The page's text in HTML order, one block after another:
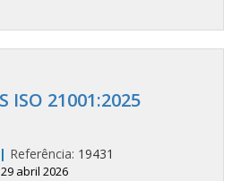
ISO 21001:2025
| Referência: 19431
abril 2026